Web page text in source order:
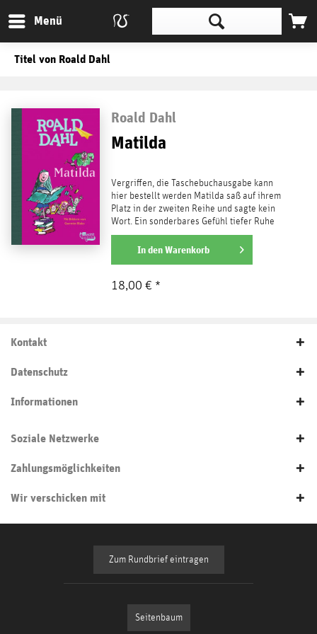
Menü
Titel von Roald Dahl
Roald Dahl
Matilda
Vergriffen, die Taschebuchausgabe kann
hier bestellt werden Matilda saß auf ihrem
Platz in der zweiten Reihe und sagte kein
Wort. Ein sonderbares Gefühl tiefer Ruhe
und...
weiterlesen
In denWarenkorb
18,00 € *
Kontakt
Datenschutz
Informationen
Soziale Netzwerke
Zahlungsmöglichkeiten
Wir verschicken mit
Zum Rundbrief eintragen
Seitenbaum